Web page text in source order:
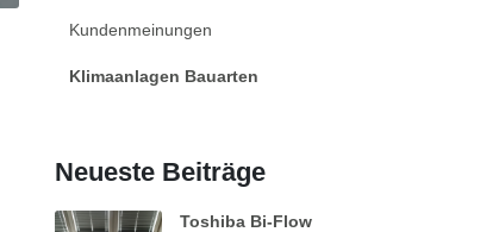
Kundenmeinungen
Klimaanlagen Bauarten
Neueste Beiträge
Toshiba Bi-Flow